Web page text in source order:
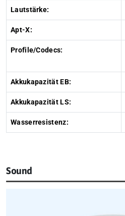
Lautstärke:
Apt-X:
Profile/Codecs:
Akkukapazität EB:
Akkukapazität LS:
Wasserresistenz:
Sound